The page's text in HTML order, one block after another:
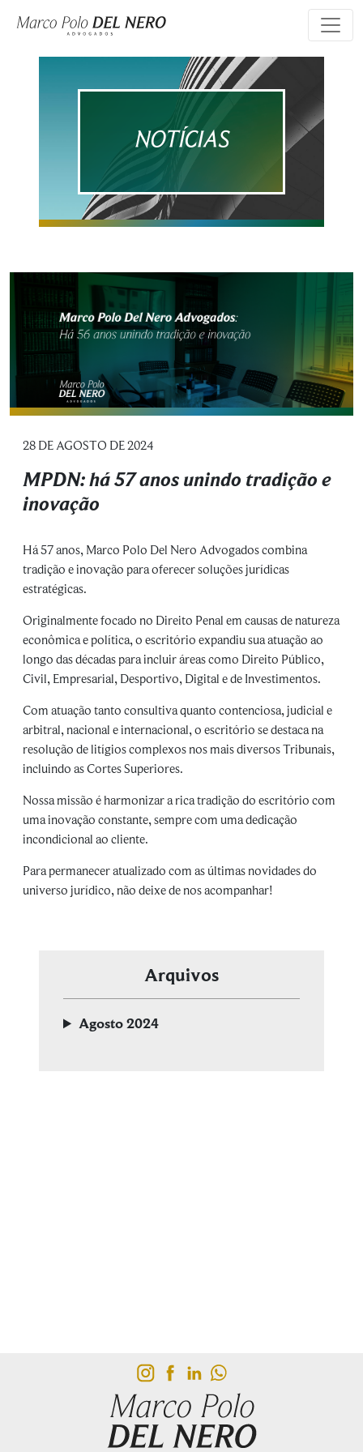
NOTÍCIAS
28 DE AGOSTO DE 2024
MPDN: há 57 anos unindo tradição e
inovação
Há 57 anos, Marco Polo Del Nero Advogados combina
tradição e inovação para oferecer soluções jurídicas
estratégicas.
Originalmente focado no Direito Penal em causas de natureza
econômica e política, o escritório expandiu sua atuação ao
longo das décadas para incluir áreas como Direito Público,
Civil, Empresarial, Desportivo, Digital e de Investimentos.
Com atuação tanto consultiva quanto contenciosa, judicial e
arbitral, nacional e internacional, o escritório se destaca na
resolução de litígios complexos nos mais diversos Tribunais,
incluindo as Cortes Superiores.
Nossa missão é harmonizar a rica tradição do escritório com
uma inovação constante, sempre com uma dedicação
incondicional ao cliente.
Para permanecer atualizado com as últimas novidades do
universo jurídico, não deixe de nos acompanhar!
Arquivos
Agosto 2024